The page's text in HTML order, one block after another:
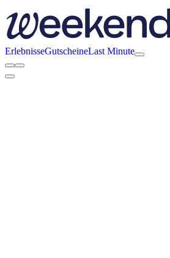
ErlebnisseGutscheineLast Minute